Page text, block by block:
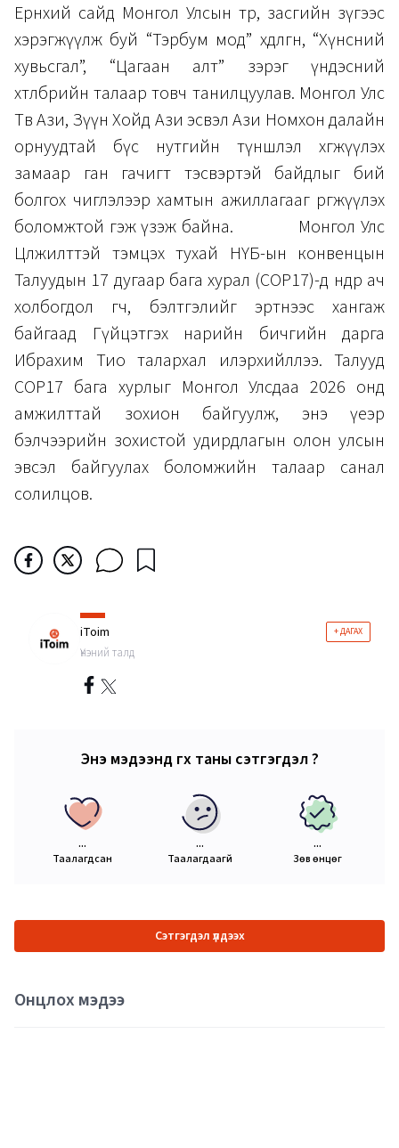
Ерөнхий сайд Монгол Улсын төр, засгийн зүгээс
хэрэгжүүлж буй “Тэрбум мод” хөдөлгөөн, “Хүнсний
хувьсгал”, “Цагаан алт” зэрэг үндэсний
хөтөлбөрийн талаар товч танилцуулав. Монгол Улс
Төв Ази, Зүүн Хойд Ази эсвэл Ази Номхон далайн
орнуудтай бүс нутгийн түншлэл хөгжүүлэх
замаар ган гачигт тэсвэртэй байдлыг бий
болгох чиглэлээр хамтын ажиллагааг өргөжүүлэх
боломжтой гэж үзэж байна.
Монгол Улс
Цөлжилттэй тэмцэх тухай НҮБ-ын конвенцын
Талуудын 17 дугаар бага хурал (COP17)-д өндөр ач
холбогдол өгч, бэлтгэлийг эртнээс хангаж
байгаад Гүйцэтгэх нарийн бичгийн дарга
Ибрахим Тио талархал илэрхийллээ. Талууд
СОР17 бага хурлыг Монгол Улсдаа 2026 онд
амжилттай зохион байгуулж, энэ үеэр
бэлчээрийн зохистой удирдлагын олон улсын
эвсэл байгуулах боломжийн талаар санал
солилцов.
iToim + ДАГАХ
Үнэний талд
Энэ мэдээнд өгөх таны сэтгэгдэл ?
...
Таалагдсан
...
Таалагдаагүй
...
Зөв өнцөг
Сэтгэгдэл үлдээх
Онцлох мэдээ